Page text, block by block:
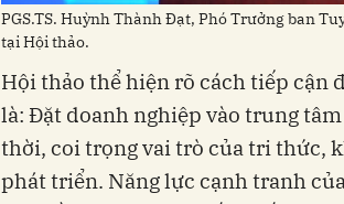
PGS.TS. Huỳnh Thành Đạt, Phó Trưởng ban
tại Hội thảo.
Hội thảo thể hiện rõ cách tiếp cận
là: Đặt doanh nghiệp vào trung
thời, coi trọng vai trò của tri thức,
phát triển. Năng lực cạnh tranh